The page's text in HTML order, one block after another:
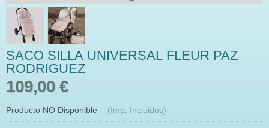
SACO SILLA UNIVERSAL FLEUR PAZ
RODRIGUEZ
109,00 €
Producto NO Disponible - (Imp. Incluidos)